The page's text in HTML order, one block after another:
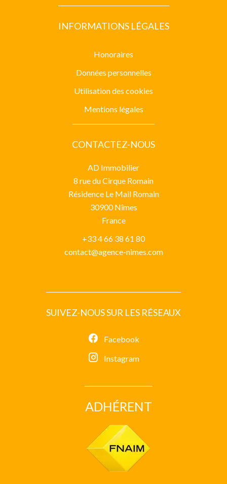
INFORMATIONS LÉGALES
Honoraires
Données personnelles
Utilisation des cookies
Mentions légales
CONTACTEZ-NOUS
AD Immobilier
8 rue du Cirque Romain
Résidence Le Mail Romain
30900Nîmes
France
+33 4 66 38 61 80
contact@agence-nimes.com
SUIVEZ-NOUS SUR LES RÉSEAUX
Facebook
Instagram
ADHÉRENT